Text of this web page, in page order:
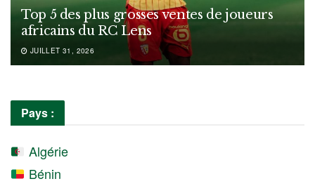
Top 5 des plus grosses ventes de joueurs
africains du RC Lens
JUILLET 31, 2026
Pays :
Algérie
Bénin